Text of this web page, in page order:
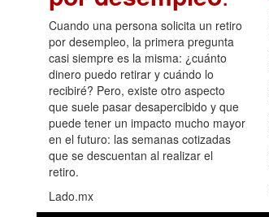
Cuando una persona solicita un retiro
por desempleo, la primera pregunta
casi siempre es la misma: ¿cuánto
dinero puedo retirar y cuándo lo
recibiré? Pero, existe otro aspecto
que suele pasar desapercibido y que
puede tener un impacto mucho mayor
en el futuro: las semanas cotizadas
que se descuentan al realizar el
retiro.
Lado.mx